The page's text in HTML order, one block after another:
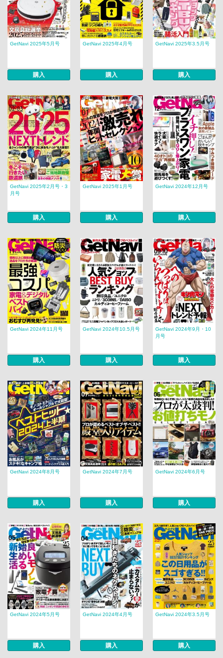
GetNavi 2025年5月号
購入
GetNavi 2025年4月号
購入
GetNavi 2025年3.5月号
購入
GetNavi 2025年2月号・3
月号
購入
GetNavi 2025年1月号
購入
GetNavi 2024年12月号
購入
GetNavi 2024年11月号
購入
GetNavi 2024年10.5月号
購入
GetNavi 2024年9月・10
月号
購入
GetNavi 2024年8月号
購入
GetNavi 2024年7月号
購入
GetNavi 2024年6月号
購入
GetNavi 2024年5月号
購入
GetNavi 2024年4月号
購入
GetNavi 2024年3.5月号
購入